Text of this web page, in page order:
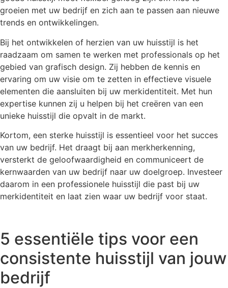
groeien met uw bedrijf en zich aan te passen aan nieuwe
trends en ontwikkelingen.
Bij het ontwikkelen of herzien van uw huisstijl is het
raadzaam om samen te werken met professionals op het
gebied van grafisch design. Zij hebben de kennis en
ervaring om uw visie om te zetten in effectieve visuele
elementen die aansluiten bij uw merkidentiteit. Met hun
expertise kunnen zij u helpen bij het creëren van een
unieke huisstijl die opvalt in de markt.
Kortom, een sterke huisstijl is essentieel voor het succes
van uw bedrijf. Het draagt bij aan merkherkenning,
versterkt de geloofwaardigheid en communiceert de
kernwaarden van uw bedrijf naar uw doelgroep. Investeer
daarom in een professionele huisstijl die past bij uw
merkidentiteit en laat zien waar uw bedrijf voor staat.
5 essentiële tips voor een
consistente huisstijl van jouw
bedrijf